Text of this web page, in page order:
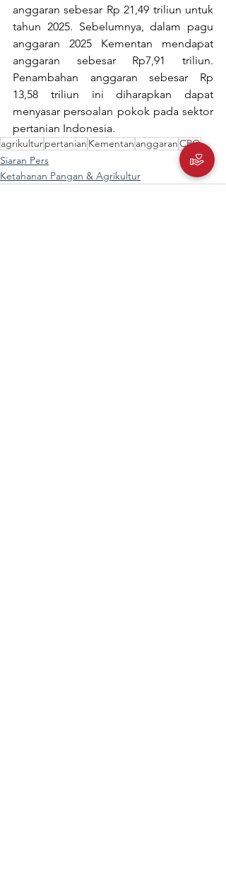
anggaran sebesar Rp 21,49 triliun untuk
tahun 2025. Sebelumnya, dalam pagu
anggaran 2025 Kementan mendapat
anggaran sebesar Rp7,91 triliun.
Penambahan anggaran sebesar Rp
13,58 triliun ini diharapkan dapat
menyasar persoalan pokok pada sektor
pertanian Indonesia.
agrikulturpertanian Kementan anggaranCPO
Siaran Pers
Ketahanan Pangan & Agrikultur